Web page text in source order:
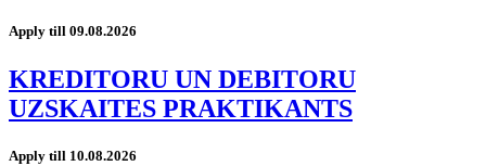
Apply till 09.08.2026
KREDITORU UN DEBITORU
UZSKAITES PRAKTIKANTS
Apply till 10.08.2026